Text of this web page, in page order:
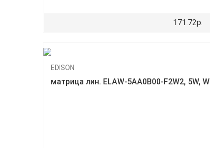
171.72р.
EDISON
матрица лин. ELAW-5AA0B00-F2W2, 5W, W